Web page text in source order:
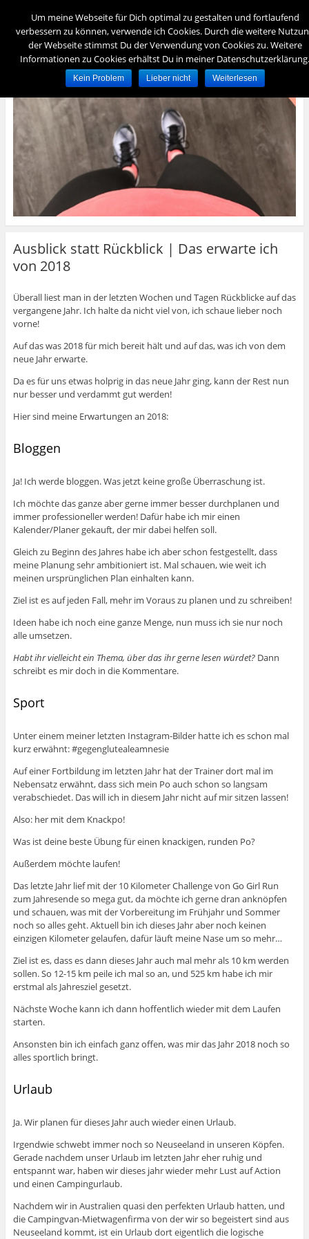
Menü
foreverydayfit
– für immer und jeden Tag fit –
Ausblick statt Rückblick | Das erwarte ich
von 2018
Überall liest man in der letzten Wochen und Tagen Rückblicke auf das
vergangene Jahr. Ich halte da nicht viel von, ich schaue lieber noch
vorne!
Auf das was 2018 für mich bereit hält und auf das, was ich von dem
neue Jahr erwarte.
Da es für uns etwas holprig in das neue Jahr ging, kann der Rest nun
nur besser und verdammt gut werden!
Hier sind meine Erwartungen an 2018:
Bloggen
Ja! Ich werde bloggen. Was jetzt keine große Überraschung ist.
Ich möchte das ganze aber gerne immer besser durchplanen und
immer professioneller werden! Dafür habe ich mir einen
Kalender/Planer gekauft, der mir dabei helfen soll.
Gleich zu Beginn des Jahres habe ich aber schon festgestellt, dass
meine Planung sehr ambitioniert ist. Mal schauen, wie weit ich
meinen ursprünglichen Plan einhalten kann.
Ziel ist es auf jeden Fall, mehr im Voraus zu planen und zu schreiben!
Ideen habe ich noch eine ganze Menge, nun muss ich sie nur noch
alle umsetzen.
Habt ihr vielleicht ein Thema, über das ihr gerne lesen würdet?Dann
schreibt es mir doch in die Kommentare.
Sport
Unter einem meiner letzten Instagram-Bilder hatte ich es schon mal
kurz erwähnt: #gegenglutealeamnesie
Auf einer Fortbildung im letzten Jahr hat der Trainer dort mal im
Nebensatz erwähnt, dass sich mein Po auch schon so langsam
verabschiedet. Das will ich in diesem Jahr nicht auf mir sitzen lassen!
Also: her mit dem Knackpo!
Was ist deine beste Übung für einen knackigen, runden Po?
Außerdem möchte laufen!
Das letzte Jahr lief mit der 10 Kilometer Challenge von Go Girl Run
zum Jahresende so mega gut, da möchte ich gerne dran anknöpfen
und schauen, was mit der Vorbereitung im Frühjahr und Sommer
noch so alles geht. Aktuell bin ich dieses Jahr aber noch keinen
einzigen Kilometer gelaufen, dafür läuft meine Nase um so mehr…
Ziel ist es, dass es dann dieses Jahr auch mal mehr als 10 km werden
sollen. So 12-15 km peile ich mal so an, und 525 km habe ich mir
erstmal als Jahresziel gesetzt.
Nächste Woche kann ich dann hoffentlich wieder mit dem Laufen
starten.
Ansonsten bin ich einfach ganz offen, was mir das Jahr 2018 noch so
alles sportlich bringt.
Urlaub
Ja. Wir planen für dieses Jahr auch wieder einen Urlaub.
Irgendwie schwebt immer noch so Neuseeland in unseren Köpfen.
Gerade nachdem unser Urlaub im letzten Jahr eher ruhig und
entspannt war, haben wir dieses jahr wieder mehr Lust auf Action
und einen Campingurlaub.
Nachdem wir in Australien quasi den perfekten Urlaub hatten, und
die Campingvan-Mietwagenfirma von der wir so begeistert sind aus
Neuseeland kommt, ist ein Urlaub dort eigentlich die logische
Um meine Webseite für Dich optimal zu gestalten und fortlaufend
verbessern zu können, verwende ich Cookies. Durch die weitere
der Webseite stimmst Du der Verwendung von Cookies zu. Weitere
Informationen zu Cookies erhältst Du in meiner Datenschutzerklärung.
Kein Problem Lieber nicht Weiterlesen